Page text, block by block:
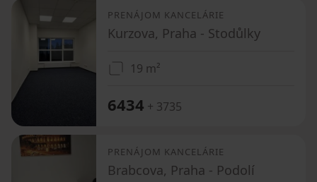
PRENÁJOM KANCELÁRIE
Kurzova, Praha - Stodůlky
19 m²
6434 + 3735
PRENÁJOM KANCELÁRIE
Brabcova, Praha - Podolí